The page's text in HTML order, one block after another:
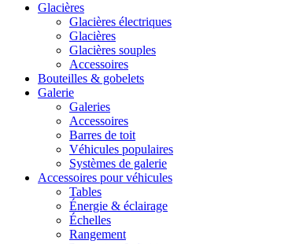
Glacières
Glacières électriques
Glacières
Glacières souples
Accessoires
Bouteilles & gobelets
Galerie
Galeries
Accessoires
Barres de toit
Véhicules populaires
Systèmes de galerie
Accessoires pour véhicules
Tables
Énergie & éclairage
Échelles
Rangement